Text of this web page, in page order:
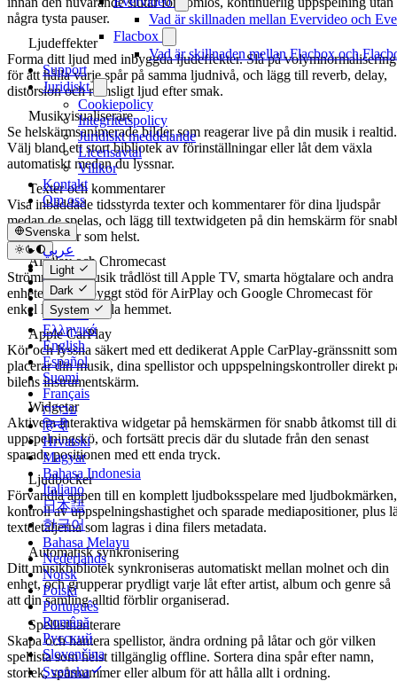
Vad är skillnaden mellan Evervideo och
Flacbox
Vad är skillnaden mellan Flacbox och
Support
Juridiskt
Cookiepolicy
Integritetspolicy
Juridiskt meddelande
Licensavtal
Villkor
Kontakt
Om oss
Svenska
عربي
Català
Čeština
Dansk
Deutsch
Ελληνικά
English
Español
Suomi
Français
עברית
हिन्दी
Hrvatski
Magyar
Bahasa Indonesia
Italiano
日本語
한국어
Bahasa Melayu
Nederlands
Norsk
Polski
Português
Română
Русский
Slovenčina
Svenska
Light
Dark
System
några tysta pauser.
Ljudeffekter
Forma ditt ljud med inbyggda ljudeffekter. Slå på volymnormalisering
för att hålla varje spår på samma ljudnivå, och lägg till reverb, delay,
distorsion och rumsligt ljud efter smak.
Musikvisualiserare
Se helskärmsanimerade bilder som reagerar live på din musik i realtid.
Välj bland ett stort bibliotek av förinställningar eller låt dem växla
automatiskt medan du lyssnar.
Texter och kommentarer
Visa inbäddade tidsstyrda texter och kommentarer för dina ljudspår
medan de spelas, och lägg till textwidgeten på din hemskärm för
överblick när som helst.
AirPlay och Chromecast
Strömma din musik trådlöst till Apple TV, smarta högtalare och andra
enheter med inbyggt stöd för AirPlay och Google Chromecast för
enkel lyssning i hela hemmet.
Apple CarPlay
Kör och lyssna säkert med ett dedikerat Apple CarPlay-gränssnitt som
placerar din musik, dina spellistor och uppspelningskontroller direkt
bilens instrumentskärm.
Widgetar
Aktivera interaktiva widgetar på hemskärmen för snabb åtkomst till
uppspelningskö, och fortsätt precis där du slutade från den senast
sparade positionen med ett enda tryck.
Ljudböcker
Förvandla appen till en komplett ljudboksspelare med ljudbokmärken,
kontroll av uppspelningshastighet och sparade mediapositioner, plus
textdetaljerna som lagras i dina filers metadata.
Automatisk synkronisering
Ditt musikbibliotek synkroniseras automatiskt mellan molnet och din
enhet, och grupperar prydligt varje låt efter artist, album och genre så
att din samling alltid förblir organiserad.
Spellisthanterare
Skapa och hantera spellistor, ändra ordning på låtar och gör vilken
spellista som helst tillgänglig offline. Sortera dina spår efter namn,
storlek, spårnummer eller album för att hålla allt i ordning.